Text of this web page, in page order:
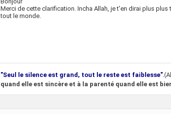
Merci de cette clarification. Incha Allah, je t'en dirai plus
tout le monde.
"Seul le silence est grand, tout le reste est faiblesse".
quand elle est sincère et à la parenté quand elle est